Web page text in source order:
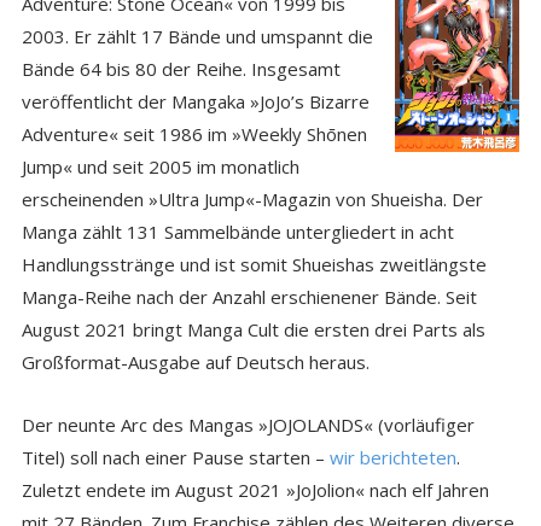
2003. Er zählt 17 Bände und umspannt die
Bände 64 bis 80 der Reihe. Insgesamt
veröffentlicht der Mangaka »JoJo’s Bizarre
Adventure« seit 1986 im »Weekly Shōnen
Jump« und seit 2005 im monatlich
erscheinenden »Ultra Jump«-Magazin von Shueisha. Der
Manga zählt 131 Sammelbände untergliedert in acht
Handlungsstränge und ist somit Shueishas zweitlängste
Manga-Reihe nach der Anzahl erschienener Bände. Seit
August 2021 bringt Manga Cult die ersten drei Parts als
Großformat-Ausgabe auf Deutsch heraus.
Der neunte Arc des Mangas »JOJOLANDS« (vorläufiger
Titel) soll nach einer Pause starten – wir berichteten.
Zuletzt endete im August 2021 »JoJolion« nach elf Jahren